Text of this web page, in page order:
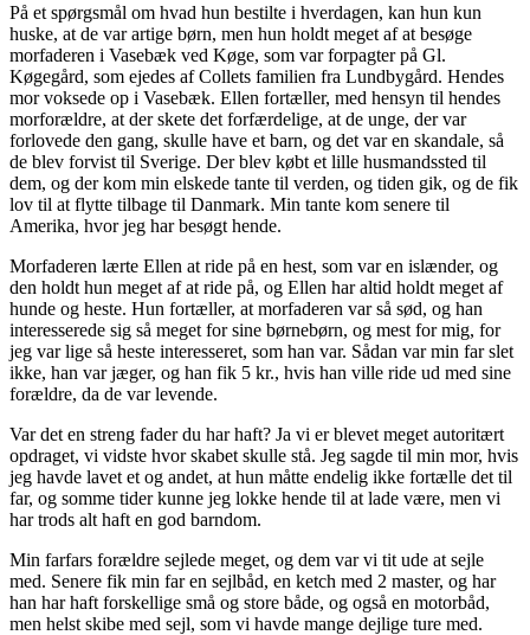
På et spørgsmål om hvad hun bestilte i hverdagen, kan hun kun
huske, at de var artige børn, men hun holdt meget af at besøge
morfaderen i Vasebæk ved Køge, som var forpagter på Gl.
Køgegård, som ejedes af Collets familien fra Lundbygård. Hendes
mor voksede op i Vasebæk. Ellen fortæller, med hensyn til hendes
morforældre, at der skete det forfærdelige, at de unge, der var
forlovede den gang, skulle have et barn, og det var en skandale, så
de blev forvist til Sverige. Der blev købt et lille husmandssted til
dem, og der kom min elskede tante til verden, og tiden gik, og de fik
lov til at flytte tilbage til Danmark. Min tante kom senere til
Amerika, hvor jeg har besøgt hende.
Morfaderen lærte Ellen at ride på en hest, som var en islænder, og
den holdt hun meget af at ride på, og Ellen har altid holdt meget af
hunde og heste. Hun fortæller, at morfaderen var så sød, og han
interesserede sig så meget for sine børnebørn, og mest for mig, for
jeg var lige så heste interesseret, som han var. Sådan var min far slet
ikke, han var jæger, og han fik 5 kr., hvis han ville ride ud med sine
forældre, da de var levende.
Var det en streng fader du har haft? Ja vi er blevet meget autoritært
opdraget, vi vidste hvor skabet skulle stå. Jeg sagde til min mor, hvis
jeg havde lavet et og andet, at hun måtte endelig ikke fortælle det til
far, og somme tider kunne jeg lokke hende til at lade være, men vi
har trods alt haft en god barndom.
Min farfars forældre sejlede meget, og dem var vi tit ude at sejle
med. Senere fik min far en sejlbåd, en ketch med 2 master, og har
han har haft forskellige små og store både, og også en motorbåd,
men helst skibe med sejl, som vi havde mange dejlige ture med.